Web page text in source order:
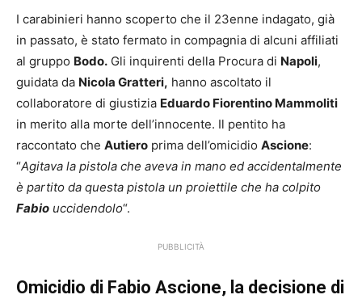
I carabinieri hanno scoperto che il 23enne indagato, già
in passato, è stato fermato in compagnia di alcuni affiliati
al gruppo Bodo. Gli inquirenti della Procura di Napoli,
guidata da Nicola Gratteri, hanno ascoltato il
collaboratore di giustizia Eduardo Fiorentino Mammoliti
in merito alla morte dell’innocente. Il pentito ha
raccontato che Autiero prima dell’omicidio Ascione:
“Agitava la pistola che aveva in mano ed accidentalmente
è partito da questa pistola un proiettile che ha colpito
Fabio uccidendolo“.
PUBBLICITÀ
Omicidio di Fabio Ascione, la decisione di